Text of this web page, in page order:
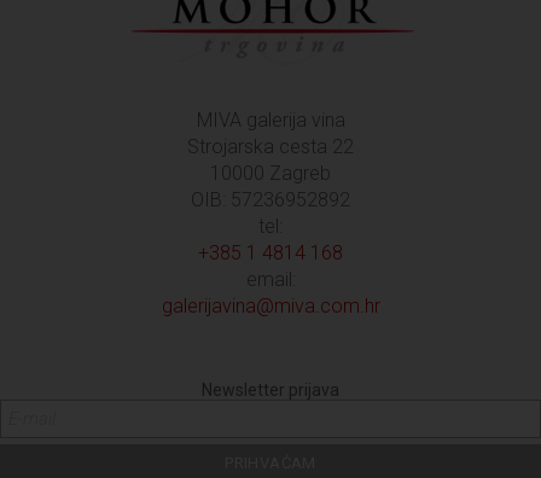
MIVA galerija vina
Strojarska cesta 22
10000 Zagreb
OIB: 57236952892
tel:
+385 1 4814 168
email:
galerijavina@miva.com.hr
Newsletter prijava